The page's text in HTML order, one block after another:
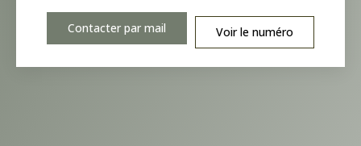
Contacter par mail Voir le numéro